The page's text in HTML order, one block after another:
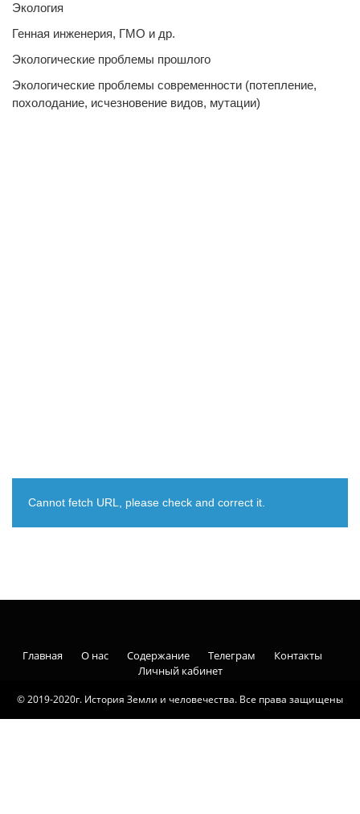
Экология
Генная инженерия, ГМО и др.
Экологические проблемы прошлого
Экологические проблемы современности (потепление,
похолодание, исчезновение видов, мутации)
Cannot fetch URL, please check and correct it.
© 2019-2020г. История Земли и человечества. Все права защищены
Главная О нас Содержание Телеграм
Контакты
Личный кабинет